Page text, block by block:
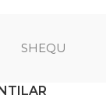
SHEQU